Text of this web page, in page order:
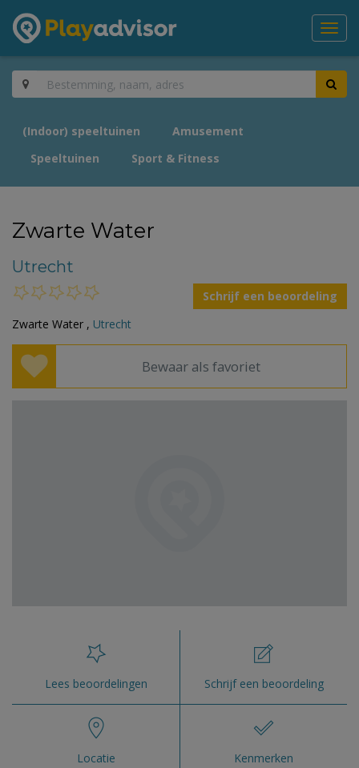
(Indoor) speeltuinen
Amusement
Speeltuinen
Sport & Fitness
Zwarte Water
Utrecht
Schrijf een beoordeling
Zwarte Water , Utrecht
Bewaar als favoriet
Lees beoordelingen Schrijf een beoordeling
Locatie Kenmerken